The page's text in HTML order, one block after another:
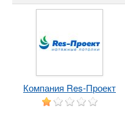
Компания Res-Проект